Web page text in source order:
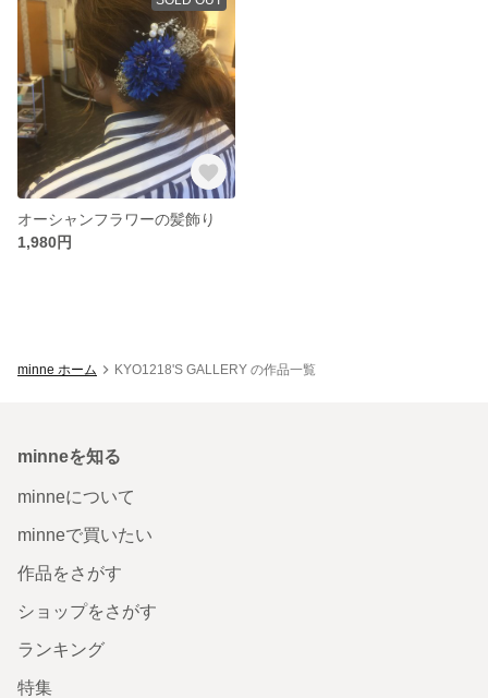
オーシャンフラワーの髪飾り
1,980円
minne ホーム KYO1218'S GALLERY の作品一覧
minneを知る
minneについて
minneで買いたい
作品をさがす
ショップをさがす
ランキング
特集